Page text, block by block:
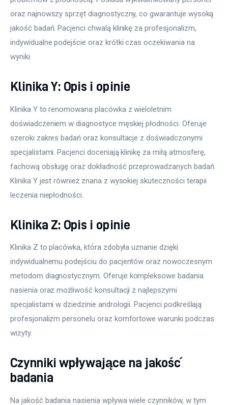
oraz najnowszy sprzęt diagnostyczny, co gwarantuje wysoką
jakość badań. Pacjenci chwalą klinikę za profesjonalizm,
indywidualne podejście oraz krótki czas oczekiwania na
wyniki.
Klinika Y: Opis i opinie
Klinika Y to renomowana placówka z wieloletnim
doświadczeniem w diagnostyce męskiej płodności. Oferuje
szeroki zakres badań oraz konsultacje z doświadczonymi
specjalistami. Pacjenci doceniają klinikę za miłą atmosferę,
fachową obsługę oraz dokładność przeprowadzanych badań.
Klinika Y jest również znana z wysokiej skuteczności terapii
leczenia niepłodności.
Klinika Z: Opis i opinie
Klinika Z to placówka, która zdobyła uznanie dzięki
indywidualnemu podejściu do pacjentów oraz nowoczesnym
metodom diagnostycznym. Oferuje kompleksowe badania
nasienia oraz możliwość konsultacji z najlepszymi
specjalistami w dziedzinie andrologii. Pacjenci podkreślają
profesjonalizm personelu oraz komfortowe warunki podczas
wizyty.
Czynniki wpływające na jakość
badania
Na jakość badania nasienia wpływa wiele czynników, w tym